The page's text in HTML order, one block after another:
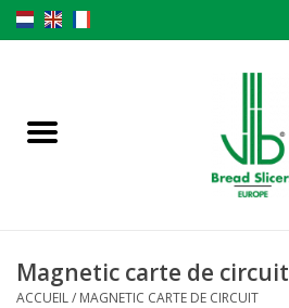
Couteaux originaux VLB lames
Magnetic carte de circuit
ACCUEIL/ MAGNETIC CARTE DE CIRCUIT